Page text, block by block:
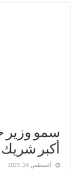
سمو وزير
أكبر
أغسطس 24, 2023